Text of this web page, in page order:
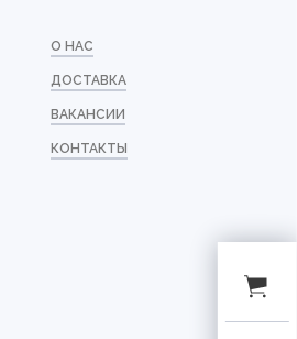
О НАС
ДОСТАВКА
ВАКАНСИИ
КОНТАКТЫ